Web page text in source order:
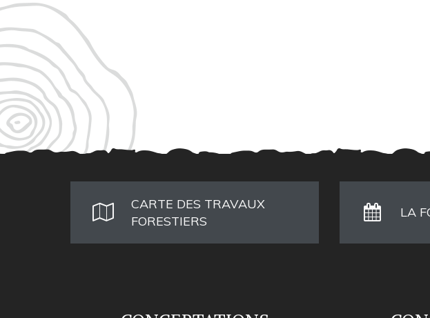
CARTE DES TRAVAUX
FORESTIERS
LA